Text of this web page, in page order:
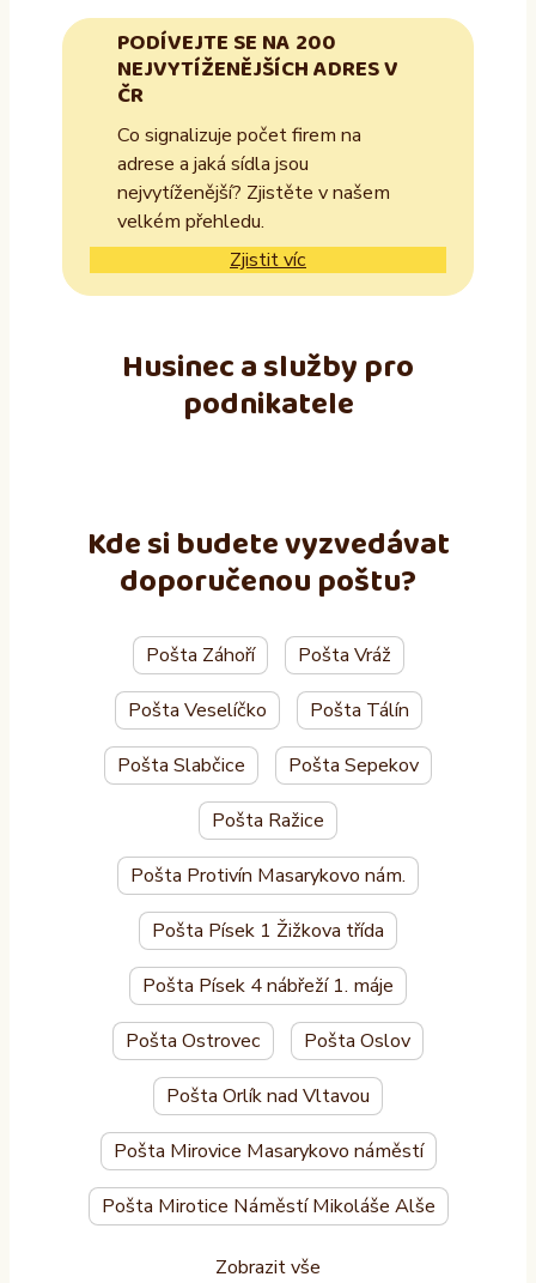
PODÍVEJTE SE NA 200
NEJVYTÍŽENĚJŠÍCH ADRES V
ČR
Co signalizuje počet firem na
adrese a jaká sídla jsou
nejvytíženější? Zjistěte v našem
velkém přehledu.
Zjistit víc
Husinec a služby pro
podnikatele
Kde si budete vyzvedávat
doporučenou poštu?
Pošta Záhoří Pošta Vráž
Pošta Veselíčko Pošta Tálín
Pošta Slabčice Pošta Sepekov
Pošta Ražice
Pošta Protivín Masarykovo nám.
Pošta Písek 1 Žižkova třída
Pošta Písek 4 nábřeží 1. máje
Pošta Ostrovec Pošta Oslov
Pošta Orlík nad Vltavou
Pošta Mirovice Masarykovo náměstí
Pošta Mirotice Náměstí Mikoláše Alše
Zobrazit vše